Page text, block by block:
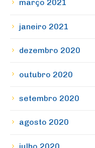
março 2021
janeiro 2021
dezembro 2020
outubro 2020
setembro 2020
agosto 2020
julho 2020